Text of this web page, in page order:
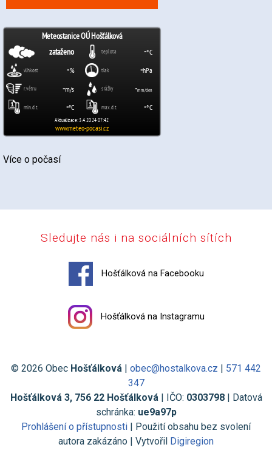
Více o počasí
Sledujte nás i na sociálních sítích
Hošťálková na Facebooku
Hošťálková na Instagramu
© 2026 Obec Hošťálková | obec@hostalkova.cz | 571 442
347
Hošťálková 3, 756 22 Hošťálková| IČO: 0303798| Datová
schránka: ue9a97p
Prohlášení o přístupnosti | Použití obsahu bez svolení
autora zakázáno | Vytvořil Digiregion